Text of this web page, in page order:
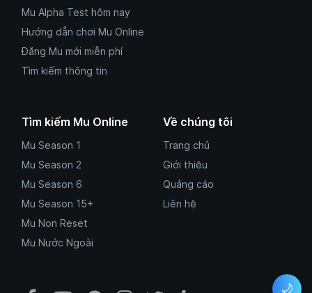
🌙
Mu Alpha Test hôm nay
Hướng dẫn chơi Mu Online
Đăng Mu mới miễn phí
Tìm kiếm thông tin
Tìm kiếm Mu Online
Mu Season 1
Mu Season 2
Mu Season 6
Mu Season 15+
Mu Non Reset
Mu Nước Ngoài
Về chúng tôi
Trang chủ
Giới thiệu
Quảng cáo
Liên hệ